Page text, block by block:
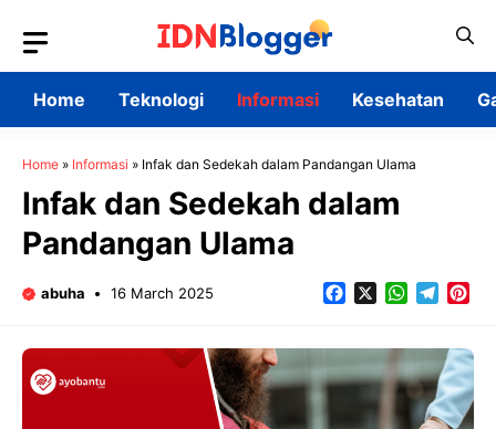
content
Home
Teknologi Informasi Kesehatan
Home » Informasi » Infak dan Sedekah dalam Pandangan Ulama
Infak dan Sedekah dalam
Pandangan Ulama
abuha 16 March 2025 FacebookWhatsApp